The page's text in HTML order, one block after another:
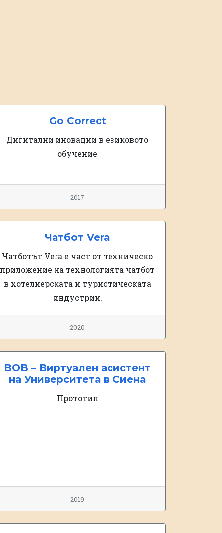
Go Correct
Дигитални иновации в езиковото
обучение
2017
Чатбот Vera
Чатботът Vera е част от техническо
приложение на технологията чатбот
в хотелиерската и туристическата
индустрии.
2020
BOB – Виртуален асистент
на Университета в Сиена
Прототип
2019